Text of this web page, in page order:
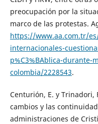
preocupación por la
marco de las protestas.
https://www.aa.com.tr/
internacionales-
p%C3%BAblica-durante-
colombia/2228543.
Centurión, E. y Trinadori,
cambios y las
administraciones de